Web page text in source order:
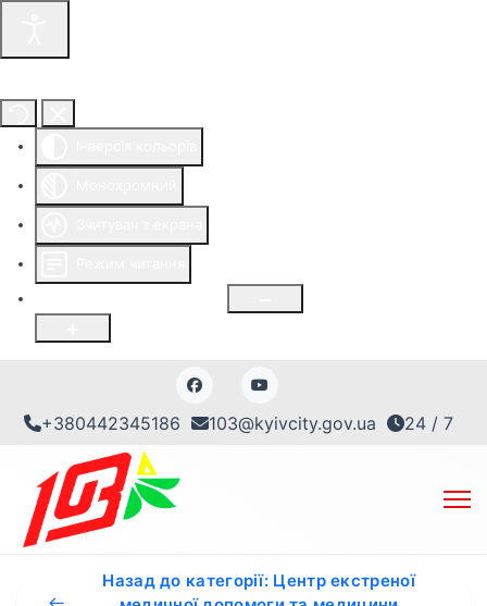
+380442345186 103@kyivcity.gov.ua 24 / 7
Назад до категорії: Центр екстреної